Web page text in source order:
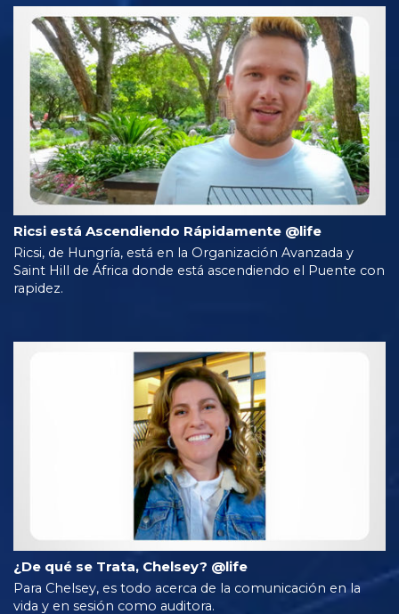
Ricsi está Ascendiendo Rápidamente @life
Ricsi, de Hungría, está en la Organización Avanzada y
Saint Hill de África donde está ascendiendo el Puente con
rapidez.
¿De qué se Trata, Chelsey? @life
Para Chelsey, es todo acerca de la comunicación en la
vida y en sesión como auditora.